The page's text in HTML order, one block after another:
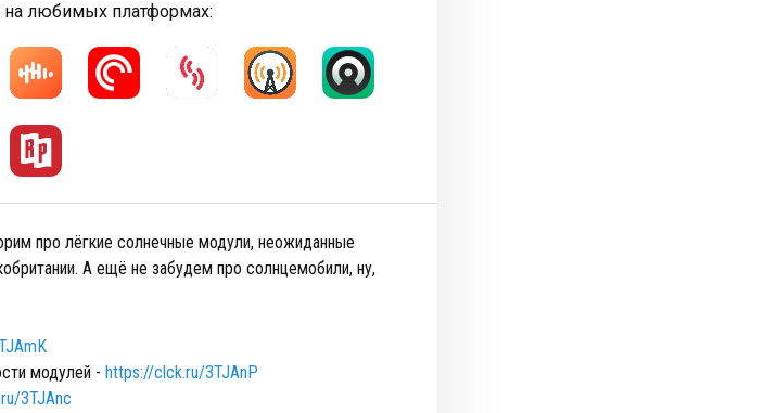
на любимых платформах:
про лёгкие солнечные модули, неожиданные
А ещё не забудем про солнцемобили, ну,
модулей - https://clck.ru/3TJAnP
3TJAnc